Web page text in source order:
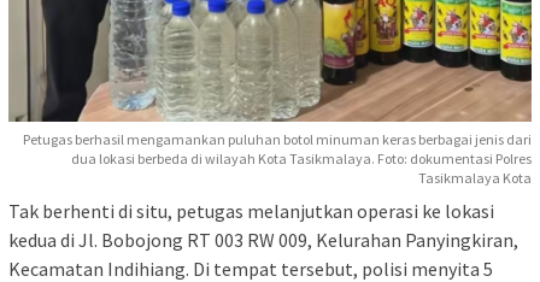
Petugas berhasil mengamankan puluhan botol minuman keras berbagai jenis dari
dua lokasi berbeda di wilayah Kota Tasikmalaya. Foto: dokumentasi Polres
Tasikmalaya Kota
Tak berhenti di situ, petugas melanjutkan operasi ke lokasi
kedua di Jl. Bobojong RT 003 RW 009, Kelurahan Panyingkiran,
Kecamatan Indihiang. Di tempat tersebut, polisi menyita 5